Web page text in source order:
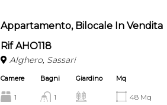
Appartamento, Bilocale In Vendita
Rif AHO118
Alghero, Sassari
Camere
1
Bagni
1
Giardino Mq
48 Mq